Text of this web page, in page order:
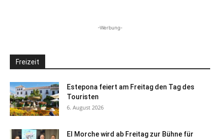
-Werbung-
Freizeit
Estepona feiert am Freitag den Tag des
Touristen
6. August 2026
El Morche wird ab Freitag zur Bühne für